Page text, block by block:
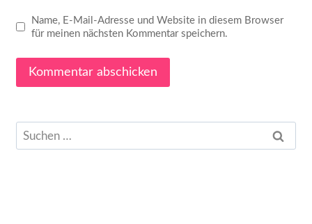
Name, E-Mail-Adresse und Website in diesem Browser
für meinen nächsten Kommentar speichern.
Suchen
nach: